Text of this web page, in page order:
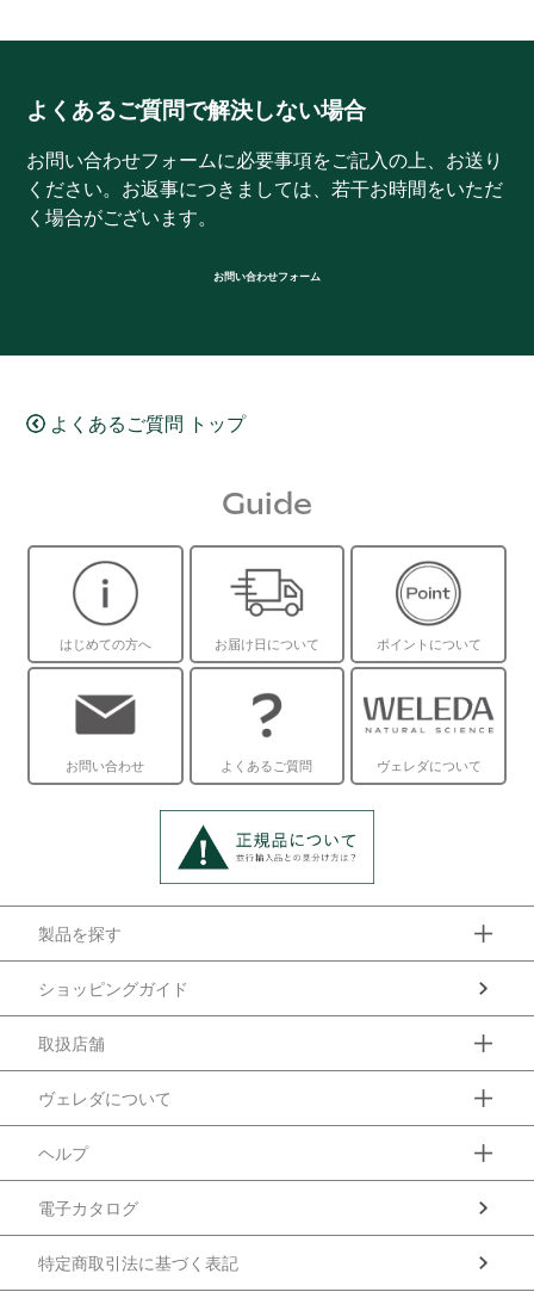
よくあるご質問で解決しない場合
お問い合わせフォームに必要事項をご記入の上、お送り
ください。お返事につきましては、若干お時間をいただ
く場合がございます。
お問い合わせフォーム
よくあるご質問 トップ
Guide
はじめての方へ お届け日について ポイントについて
お問い合わせ よくあるご質問 ヴェレダについて
製品を探す
ショッピングガイド
取扱店舗
ヴェレダについて
ヘルプ
電子カタログ
特定商取引法に基づく表記